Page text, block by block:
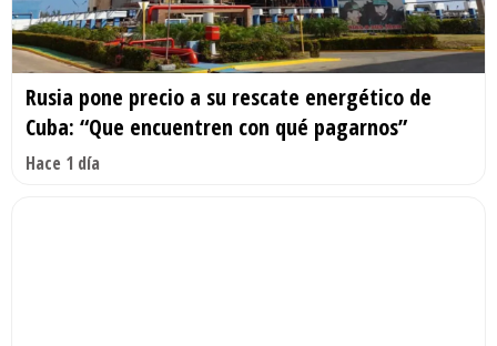
Rusia pone precio a su rescate energético de
Cuba: “Que encuentren con qué pagarnos”
Hace 1 día